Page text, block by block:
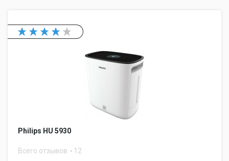
Philips HU 5930
Всего отзывов 12